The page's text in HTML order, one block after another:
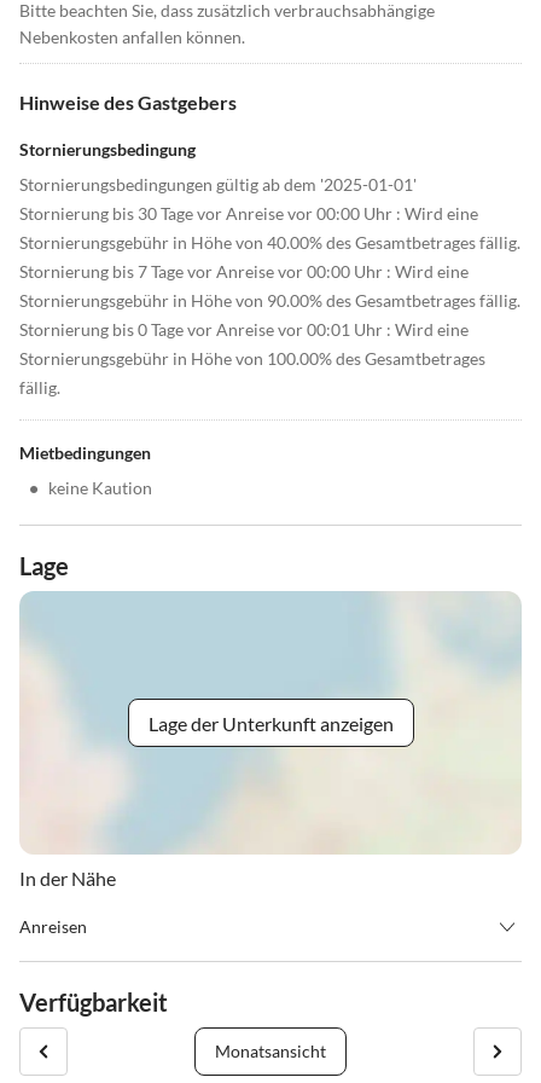
Bitte beachten Sie, dass zusätzlich verbrauchsabhängige
Nebenkosten anfallen können.
Hinweise des Gastgebers
Stornierungsbedingung
Stornierungsbedingungen gültig ab dem '2025-01-01'
Stornierung bis 30 Tage vor Anreise vor 00:00 Uhr : Wird eine
Stornierungsgebühr in Höhe von 40.00% des Gesamtbetrages fällig.
Stornierung bis 7 Tage vor Anreise vor 00:00 Uhr : Wird eine
Stornierungsgebühr in Höhe von 90.00% des Gesamtbetrages fällig.
Stornierung bis 0 Tage vor Anreise vor 00:01 Uhr : Wird eine
Stornierungsgebühr in Höhe von 100.00% des Gesamtbetrages
fällig.
Mietbedingungen
• keine Kaution
Lage
Lage der Unterkunft anzeigen
In der Nähe
Anreisen
Seilbahnstr. 8 / 6773 Vandans /Österreich
Verfügbarkeit
Monatsansicht